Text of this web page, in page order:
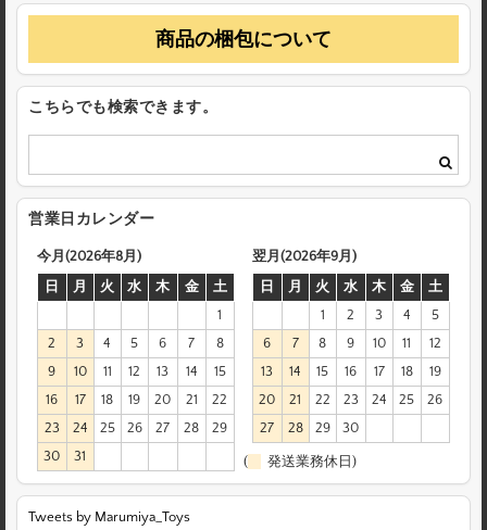
商品の梱包について
こちらでも検索できます。
営業日カレンダー
今月(2026年8月)
日
月 火 水 木 金
土
1
2
3 4 5 6 7
8
9
10 11 12 13 14
15
16
17 18 19 20 21
22
23
24 25 26 27 28
29
30
31
翌月(2026年9月)
日
月 火 水 木 金
土
1
2 3 4
5
6
7 8 9 10 11
12
13
14 15 16 17 18
19
20
21 22 23 24 25
26
27
28 29 30
( 発送業務休日)
Tweets by Marumiya_Toys